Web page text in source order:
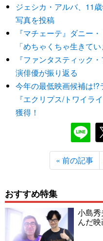
ジェシカ・アルバ、11
写真を投稿
『マチェーテ』ダニー
「めちゃくちゃ生きてい
『ファンタスティック
演俳優が振り返る
今年の最低映画候補は!?
『エクリプス/トワイラ
獲得！
« 前の記事
おすすめ特集
小島
んだ